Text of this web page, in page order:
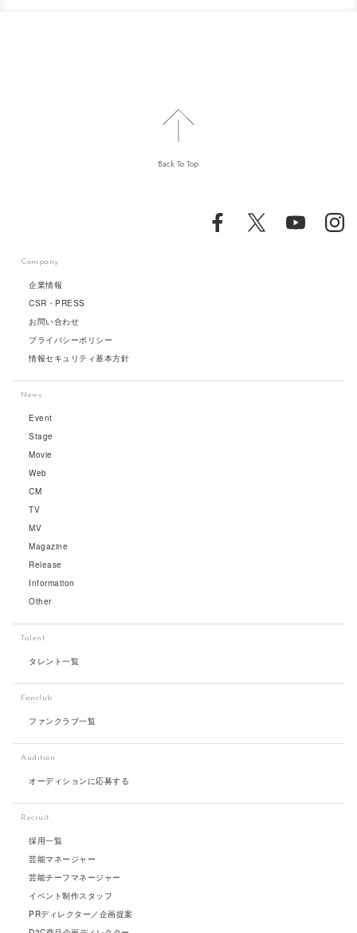
Back To Top
Company
企業情報
CSR・PRESS
お問い合わせ
プライバシーポリシー
情報セキュリティ基本方針
News
Event
Stage
Movie
Web
CM
TV
MV
Magazine
Release
Information
Other
Talent
タレント一覧
Fanclub
ファンクラブ一覧
Audition
オーディションに応募する
Recruit
採用一覧
芸能マネージャー
芸能チーフマネージャー
イベント制作スタッフ
PRディレクター／企画提案